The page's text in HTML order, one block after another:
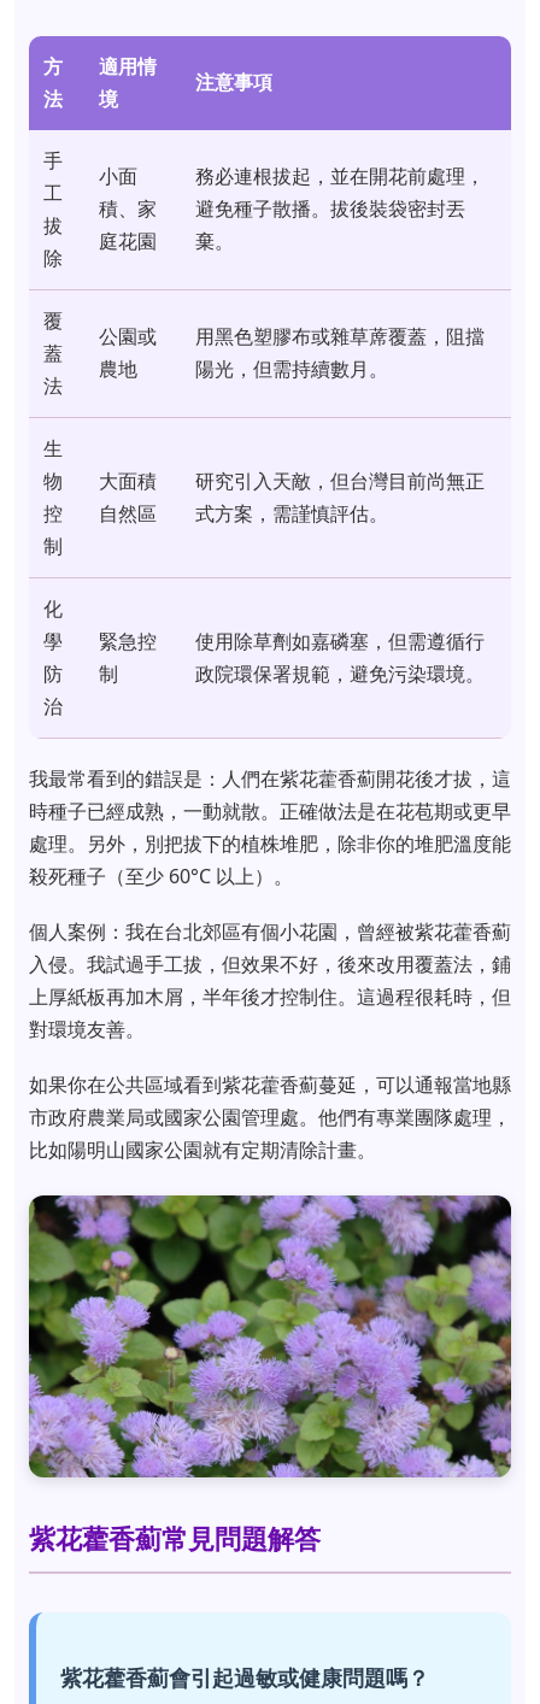
方
法
適用情
境
注意事項
手
工
拔
除
小面
積、家
庭花園
務必連根拔起，並在開花前處理，
避免種子散播。拔後裝袋密封丟
棄。
覆
蓋
法
公園或
農地
用黑色塑膠布或雜草蓆覆蓋，阻擋
陽光，但需持續數月。
生
物
控
制
大面積
自然區
研究引入天敵，但台灣目前尚無正
式方案，需謹慎評估。
化
學
防
治
緊急控
制
使用除草劑如嘉磷塞，但需遵循行
政院環保署規範，避免污染環境。
我最常看到的錯誤是：人們在紫花藿香薊開花後才拔，這
時種子已經成熟，一動就散。正確做法是在花苞期或更早
處理。另外，別把拔下的植株堆肥，除非你的堆肥溫度能
殺死種子（至少 60°C 以上）。
個人案例：我在台北郊區有個小花園，曾經被紫花藿香薊
入侵。我試過手工拔，但效果不好，後來改用覆蓋法，鋪
上厚紙板再加木屑，半年後才控制住。這過程很耗時，但
對環境友善。
如果你在公共區域看到紫花藿香薊蔓延，可以通報當地縣
市政府農業局或國家公園管理處。他們有專業團隊處理，
比如陽明山國家公園就有定期清除計畫。
紫花藿香薊常見問題解答
紫花藿香薊會引起過敏或健康問題嗎？